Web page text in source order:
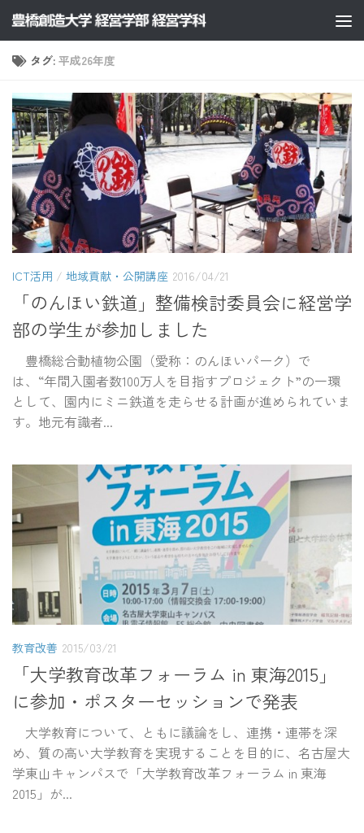
コンテンツへスキップ
タグ: 平成26年度
ICT活用 / 地域貢献・公開講座 2016/04/21
「のんほい鉄道」整備検討委員会に経営学
部の学生が参加しました
豊橋総合動植物公園（愛称：のんほいパーク）で
は、“年間入園者数100万人を目指すプロジェクト”の一環
として、園内にミニ鉄道を走らせる計画が進められていま
す。地元有識者...
教育改善 2015/03/21
「大学教育改革フォーラム in 東海2015」
に参加・ポスターセッションで発表
大学教育について、ともに議論をし、連携・連帯を深
め、質の高い大学教育を実現することを目的に、名古屋大
学東山キャンパスで「大学教育改革フォーラム in 東海
2015」が...